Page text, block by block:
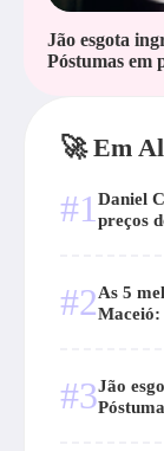
Jão esgota
Póstumas em
🚀 Em
#1 Daniel
preços
#2As 5
Maceió:
#3Jão